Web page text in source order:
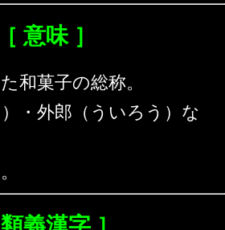
［ 意味 ］
和菓子の総称。
・外郎（ういろう）な